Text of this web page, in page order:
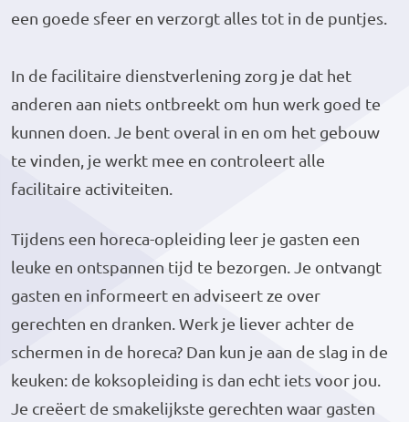
een goede sfeer en verzorgt alles tot in de puntjes.
In de facilitaire dienstverlening zorg je dat het
anderen aan niets ontbreekt om hun werk goed te
kunnen doen. Je bent overal in en om het gebouw
te vinden, je werkt mee en controleert alle
facilitaire activiteiten.
Tijdens een horeca-opleiding leer je gasten een
leuke en ontspannen tijd te bezorgen. Je ontvangt
gasten en informeert en adviseert ze over
gerechten en dranken. Werk je liever achter de
schermen in de horeca? Dan kun je aan de slag in de
keuken: de koksopleiding is dan echt iets voor jou.
Je creëert de smakelijkste gerechten waar gasten